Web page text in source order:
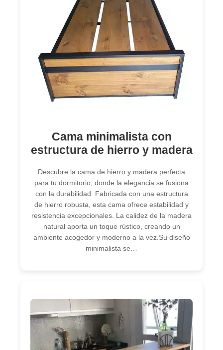
Cama minimalista con
estructura de hierro y madera
Descubre la cama de hierro y madera perfecta
para tu dormitorio, donde la elegancia se fusiona
con la durabilidad. Fabricada con una estructura
de hierro robusta, esta cama ofrece estabilidad y
resistencia excepcionales. La calidez de la madera
natural aporta un toque rústico, creando un
ambiente acogedor y moderno a la vez.Su diseño
minimalista se…